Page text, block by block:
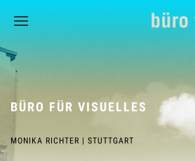
BÜRO FÜR VISUELLES
MONIKA RICHTER | STUTTGART